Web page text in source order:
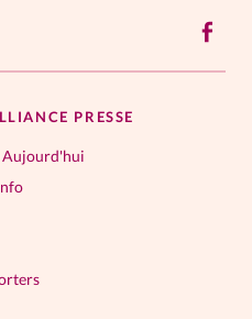
PRESSE